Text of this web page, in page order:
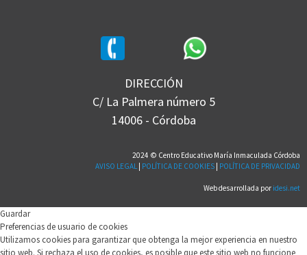
DIRECCIÓN
C/ La Palmera número 5
14006 - Córdoba
2024 © Centro Educativo María Inmaculada Córdoba
AVISO LEGAL | POLÍTICA DE COOKIES | POLÍTICA DE PRIVACIDAD
Web desarrollada por idesi.net
Guardar
Preferencias de usuario de cookies
Utilizamos cookies para garantizar que obtenga la mejor experiencia en nuestro
sitio web. Si rechaza el uso de cookies, es posible que este sitio web no funcione